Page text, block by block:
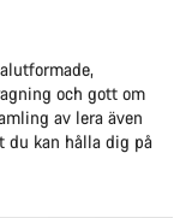
och gott om
av lera även
du kan hålla dig på